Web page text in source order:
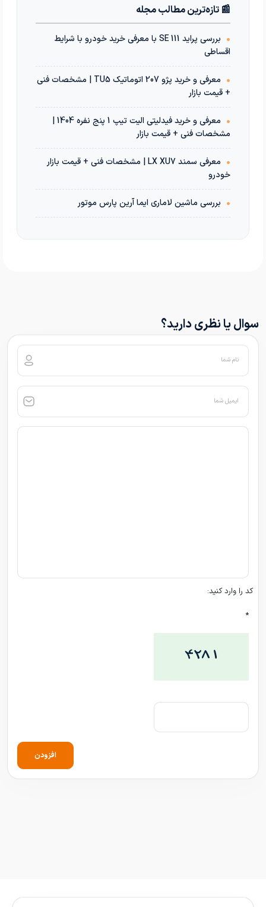
📰 تازه‌ترین مطالب مجله
•
بررسی پراید 111 SE با معرفی خرید خودرو با شرایط
اقساطی
•
معرفی و خرید پژو 207 اتوماتیک TU5 | مشخصات فنی
+ قیمت بازار
•
معرفی و خرید فیدلیتی الیت تیپ 1 پنج نفره 1404 |
مشخصات فنی + قیمت بازار
•
معرفی سمند LX XU7 | مشخصات فنی + قیمت بازار
خودرو
• بررسی ماشین لاماری ایما آرین پارس موتور
سوال یا نظری دارید؟
نام شما
ایمیل شما
کد را وارد کنید:
*
افزودن